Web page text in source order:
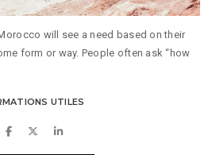
will see a need based on their
form or way. People often ask “how
UTILES